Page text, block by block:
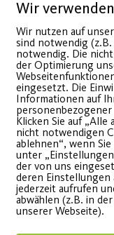
agil und
Wir
Wir nutzen auf
sind notwendig
notwendig. Die
der Optimierung
eingesetzt. Die
Informationen auf
Klicken Sie auf „Alle
nicht notwendigen
ablehnen“, wenn
unter
der von uns
deren Einstellungen
jederzeit aufrufen
abwählen (z.B. in
unserer Webseite).